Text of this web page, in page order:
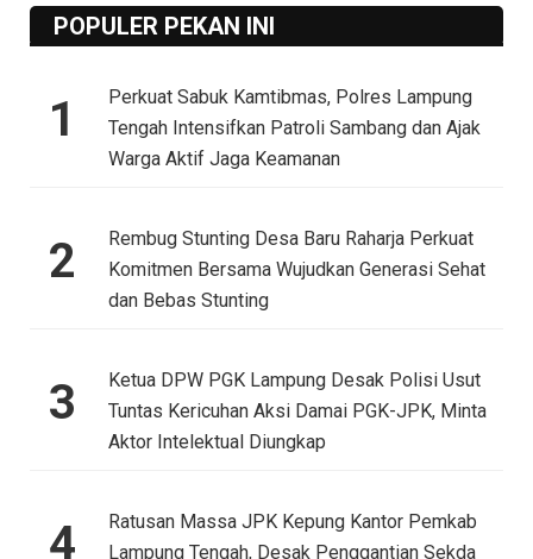
POPULER PEKAN INI
1
Perkuat Sabuk Kamtibmas, Polres Lampung
Tengah Intensifkan Patroli Sambang dan Ajak
Warga Aktif Jaga Keamanan
2
Rembug Stunting Desa Baru Raharja Perkuat
Komitmen Bersama Wujudkan Generasi Sehat
dan Bebas Stunting
3
Ketua DPW PGK Lampung Desak Polisi Usut
Tuntas Kericuhan Aksi Damai PGK-JPK, Minta
Aktor Intelektual Diungkap
4
Ratusan Massa JPK Kepung Kantor Pemkab
Lampung Tengah, Desak Penggantian Sekda